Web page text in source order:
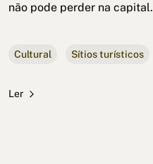
não pode perder na capital.
Cultural Sítios turísticos
Ler